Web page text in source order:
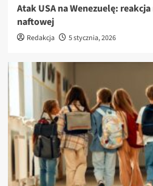
Atak USA na Wenezuelę:
naftowej
Redakcja 5 stycznia, 2026